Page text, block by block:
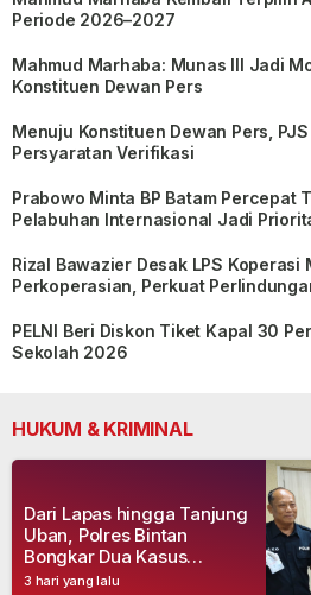
Periode 2026–2027
Mahmud Marhaba: Munas III Jadi
Konstituen Dewan Pers
Menuju Konstituen Dewan Pers,
Persyaratan Verifikasi
Prabowo Minta BP Batam Percepat
Pelabuhan Internasional Jadi
Rizal Bawazier Desak LPS Koperasi
Perkoperasian, Perkuat
PELNI Beri Diskon Tiket Kapal 30
Sekolah 2026
HUKUM & KRIMINAL
3 hari yang lalu
Dari Lapas hingga Tanjung
Uban, Polres Bintan
Bongkar Dua Kasus
Narkoba, Empat Tersangka